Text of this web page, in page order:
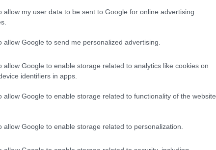
allow my user data to be sent to Google for online advertising
allow Google to send me personalized advertising.
allow Google to enable storage related to analytics like cookies on
identifiers in apps.
allow Google to enable storage related to functionality of the website
allow Google to enable storage related to personalization.
Μόνο αυτό με νοιάζει. Ως τώρα δεν είχα
είναι κάτι που είχα συνηθίσει. Χαίρομαι που
να πάρω νίκη».
στον πάγκο ο